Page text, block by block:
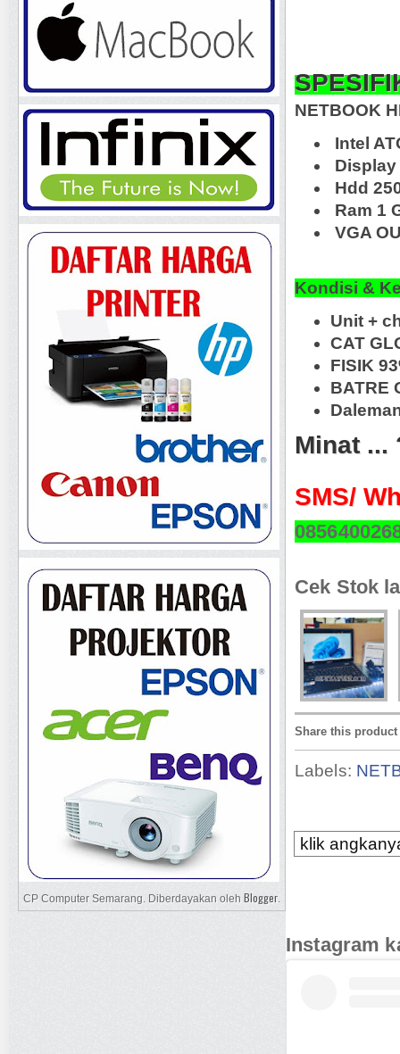
NETBOOK
Intel
Hdd
Ram 1
VGA
Kondisi &
Unit +
CAT
FISIK
BATRE
Minat ...
SMS/
Cek Stok
Share this product
Labels:
klik
Instagram
CP Computer Semarang. Diberdayakan oleh Blogger.